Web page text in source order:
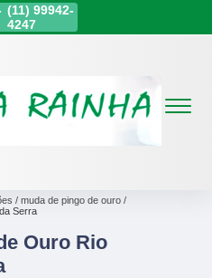
(11)99942-
4247
muda de pingo de ouro
Serra
Ouro Rio